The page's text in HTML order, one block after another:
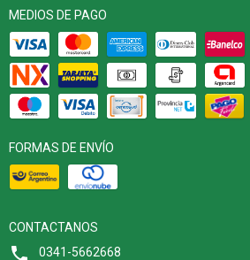
MEDIOS DE PAGO
FORMAS DE ENVÍO
CONTACTANOS
0341-5662668